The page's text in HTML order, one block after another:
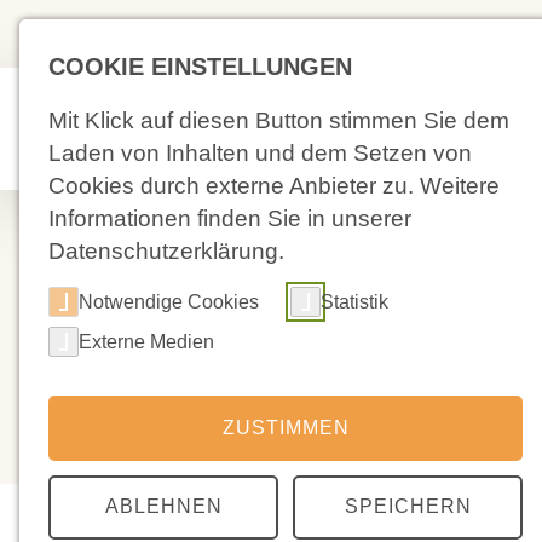
Aktuelles
COOKIE EINSTELLUNGEN
Mit Klick auf diesen Button stimmen Sie dem
Laden von Inhalten und dem Setzen von
Cookies durch externe Anbieter zu. Weitere
Informationen finden Sie in unserer
Datenschutzerklärung.
Notwendige Cookies
Statistik
Externe Medien
ZUSTIMMEN
ABLEHNEN SPEICHERN